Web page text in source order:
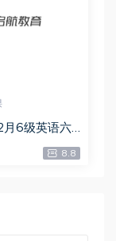
月6级英语六
级全程班[田
度网盘(17.24
8.8